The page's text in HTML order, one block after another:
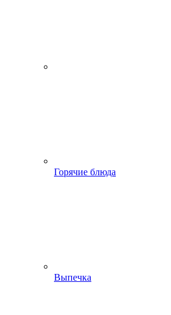
Горячие блюда
Выпечка